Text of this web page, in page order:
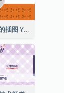
老虎动物可爱的插图 YouTube 频道图片